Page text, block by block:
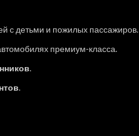
с детьми и пожилых пассажиров.
премиум-класса.
.
.